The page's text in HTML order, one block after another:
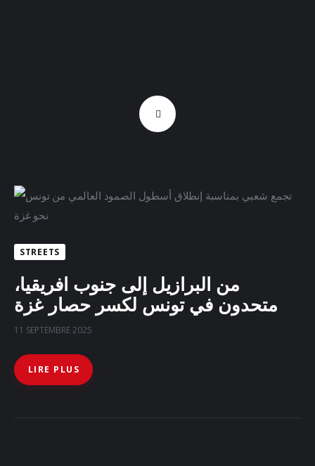
STREETS
من البرازيل إلى جنوب افريقيا،
متحدون في تونس لكسر حصار غزة
11 SEPTEMBRE 2025
LIRE PLUS